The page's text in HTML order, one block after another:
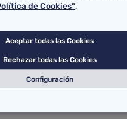
de Cookies".
Aceptar todas las Cookies
Rechazar todas las Cookies
Configuración